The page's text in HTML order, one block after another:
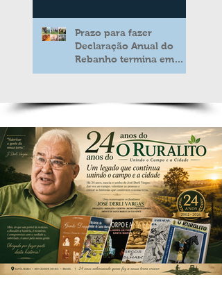
Prazo para fazer
Declaração Anual do
Rebanho termina em
duas semanas